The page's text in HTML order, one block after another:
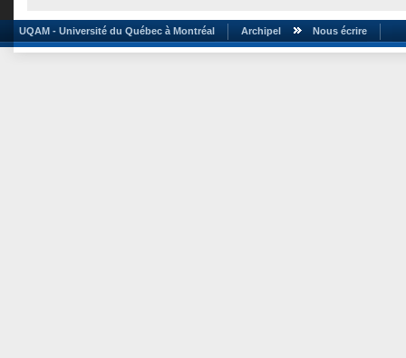
UQAM - Université du Québec à Montréal Archipel Nous écrire